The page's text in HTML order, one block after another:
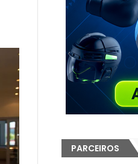
PARCEIROS